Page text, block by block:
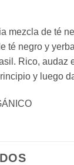
mezcla de té
té negro y
Rico,
y luego